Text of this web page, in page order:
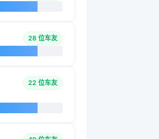
28 位车友
22 位车友